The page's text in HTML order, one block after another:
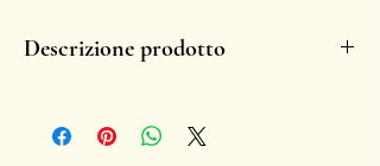
Descrizione prodotto
- Ogni pezzo é unico per sua natura.
- La fragilità aumenta il fascino del simbolo